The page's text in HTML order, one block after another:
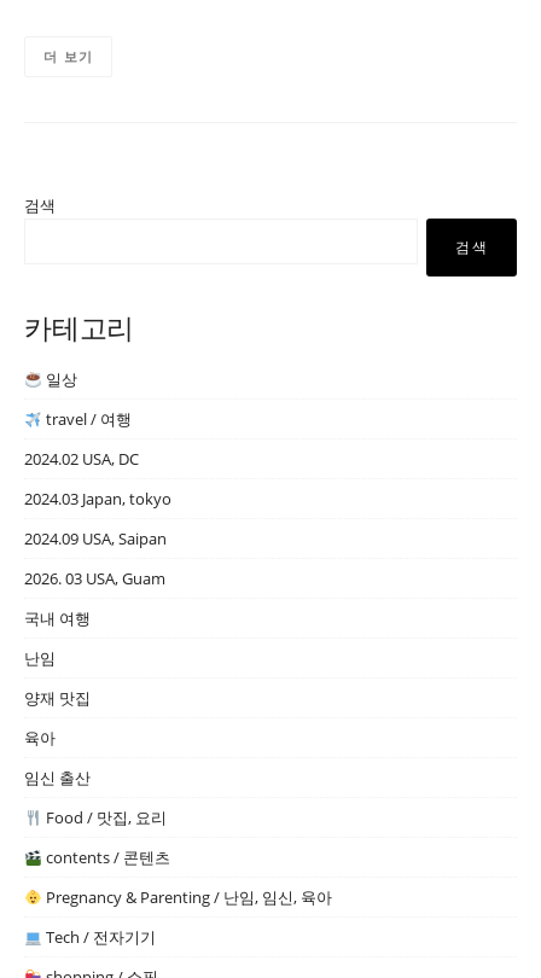
더 보기
검색
검색
카테고리
일상
travel / 여행
2024.02 USA, DC
2024.03 Japan, tokyo
2024.09 USA, Saipan
2026. 03 USA, Guam
국내 여행
난임
양재 맛집
육아
임신 출산
Food / 맛집, 요리
contents / 콘텐츠
Pregnancy & Parenting / 난임, 임신, 육아
Tech / 전자기기